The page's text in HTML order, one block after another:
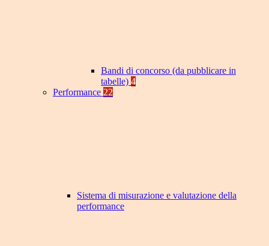
Bandi di concorso (da pubblicare in
tabelle) 4
Performance 22
Sistema di misurazione e valutazione della
performance